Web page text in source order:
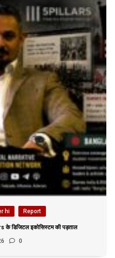
hi Report
के डिजिटल इकोसिस्टम की पड़ताल
0